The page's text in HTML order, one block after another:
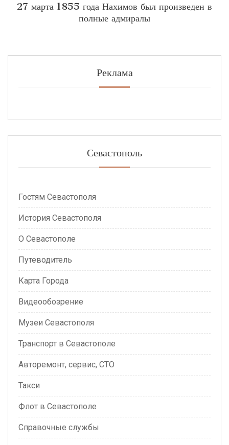
27 марта 1855 года Нахимов был произведен в
полные адмиралы
Реклама
Севастополь
Гостям Севастополя
История Севастополя
О Севастополе
Путеводитель
Карта Города
Видеообозрение
Музеи Севастополя
Транспорт в Севастополе
Авторемонт, сервис, СТО
Такси
Флот в Севастополе
Справочные службы